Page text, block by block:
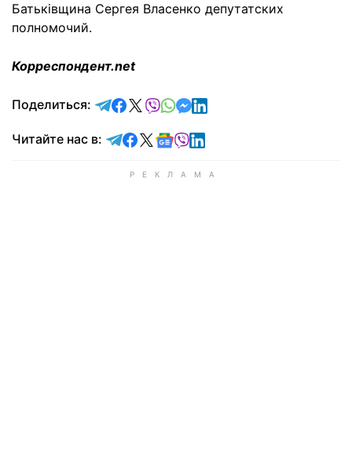
Батьківщина Сергея Власенко депутатских
полномочий.
Корреспондент.net
Поделиться: отправить в Telegram
поделиться в Facebook
поделиться в X
отправить в Viber
отправить в Whatsapp
отправить в Messenger
отправить в LinkedIn
Читайте нас в: Читайте в Telegram
Читайте в Facebook
Читайте в X
Читайте в Google news
Читайте в Viber
Читайте в LinkedIn